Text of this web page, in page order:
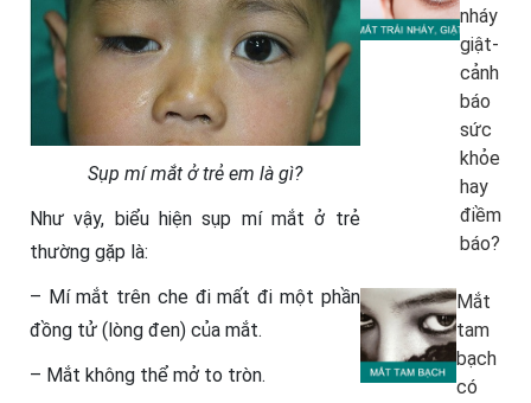
Sụp mí mắt ở trẻ em là gì?
Như vậy, biểu hiện sụp mí mắt ở trẻ
thường gặp là:
– Mí mắt trên che đi mất đi một phần
đồng tử (lòng đen) của mắt.
– Mắt không thể mở to tròn.
nháy
giật-
cảnh
báo
sức
khỏe
hay
điềm
báo?
Mắt
tam
bạch
có